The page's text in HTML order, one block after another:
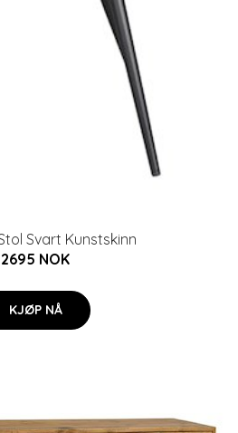
Svart Kunstskinn
2695 NOK
KJØP NÅ